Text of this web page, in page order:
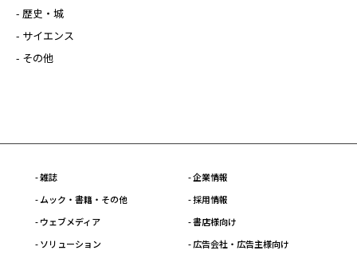
- 歴史・城
- サイエンス
- その他
- 雑誌
- ムック・書籍・その他
- ウェブメディア
- ソリューション
- 企業情報
- 採用情報
- 書店様向け
- 広告会社・広告主様向け